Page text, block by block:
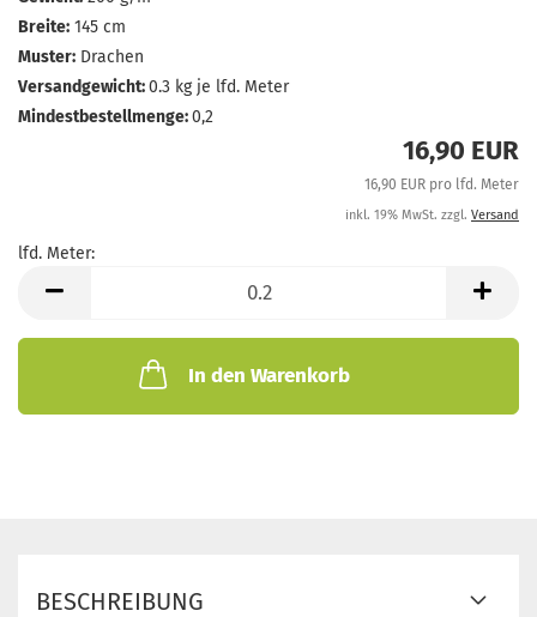
Breite: 145 cm
Muster: Drachen
Versandgewicht:0.3 kg je lfd. Meter
Mindestbestellmenge:0,2
16,90 EUR
16,90 EUR pro lfd. Meter
inkl. 19% MwSt. zzgl. Versand
lfd. Meter:
Meter
In den Warenkorb
BESCHREIBUNG